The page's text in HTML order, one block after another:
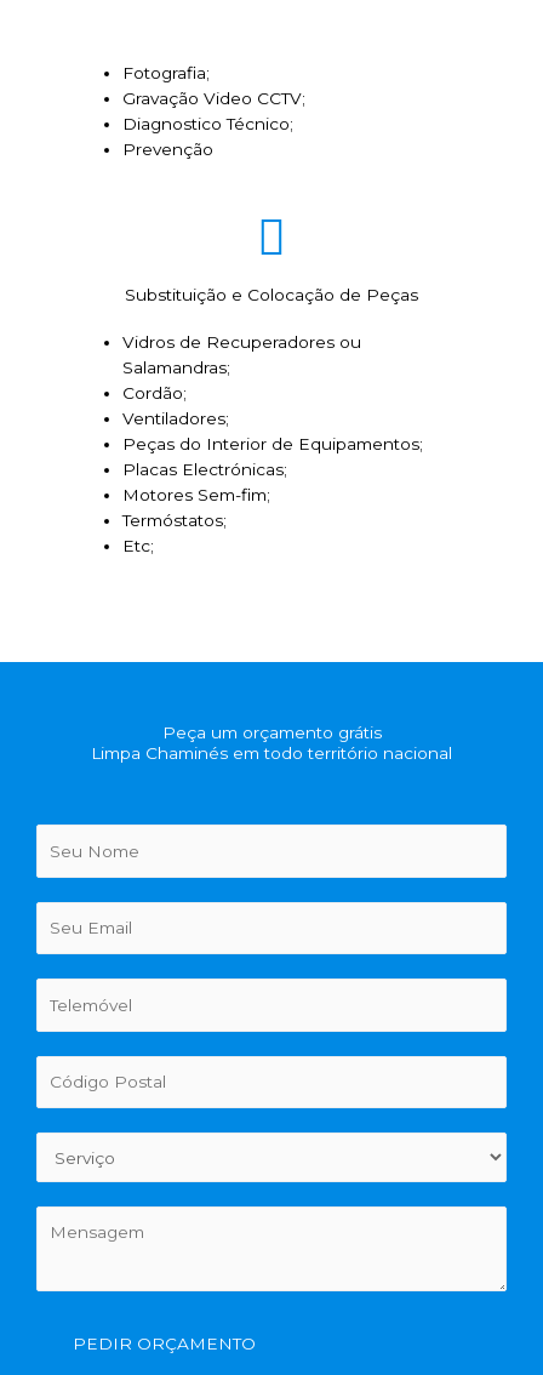
Fotografia;
Gravação Video CCTV;
Diagnostico Técnico;
Prevenção
Substituição e Colocação de Peças
Vidros de Recuperadores ou
Salamandras;
Cordão;
Ventiladores;
Peças do Interior de Equipamentos;
Placas Electrónicas;
Motores Sem-fim;
Termóstatos;
Etc;
Peça um orçamento grátis
Limpa Chaminés em todo território nacional
PEDIR ORÇAMENTO